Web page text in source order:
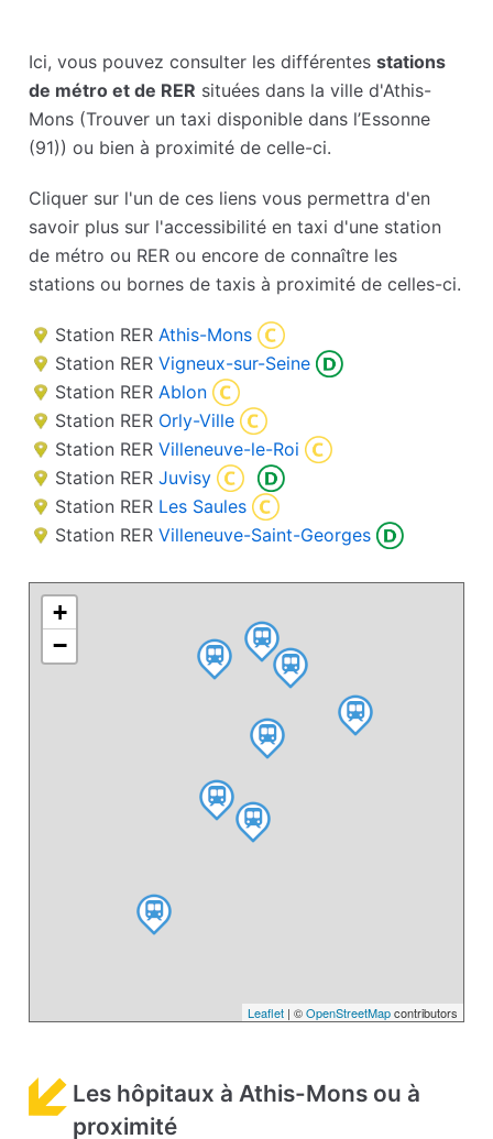
Ici, vous pouvez consulter les différentesstations
de métro et de RER situées dans la ville d'Athis-
Mons (Trouver un taxi disponible dans l’Essonne
(91)) ou bien à proximité de celle-ci.
Cliquer sur l'un de ces liens vous permettra d'en
savoir plus sur l'accessibilité en taxi d'une station
de métro ou RER ou encore de connaître les
stations ou bornes de taxis à proximité de celles-ci.
Station RER Athis-Mons
Station RER Vigneux-sur-Seine
Station RER Ablon
Station RER Orly-Ville
Station RER Villeneuve-le-Roi
Station RER Juvisy
Station RER Les Saules
Station RER Villeneuve-Saint-Georges
+
−
Leaflet| ©OpenStreetMapcontributors
Les hôpitaux à Athis-Mons ou à
proximité